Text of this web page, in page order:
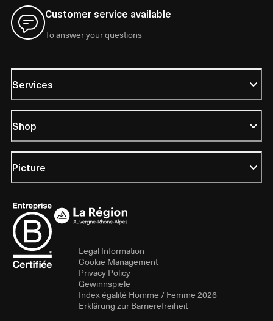
Customer service available
To answer your questions
Services
Shop
Picture
Legal Information
Cookie Management
Privacy Policy
Gewinnspiele
Index égalité Homme / Femme 2026
Erklärung zur Barrierefreiheit